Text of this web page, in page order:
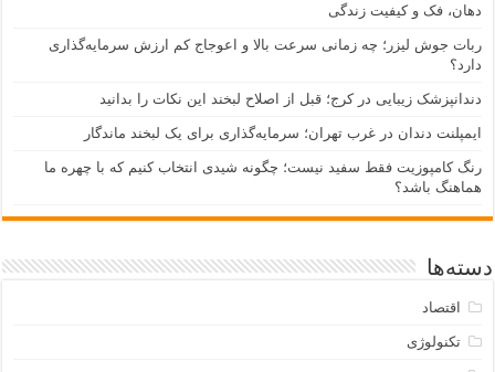
دهان، فک و کیفیت زندگی
ربات جوش لیزر؛ چه زمانی سرعت بالا و اعوجاج کم ارزش سرمایه‌گذاری
دارد؟
دندانپزشک زیبایی در کرج؛ قبل از اصلاح لبخند این نکات را بدانید
ایمپلنت دندان در غرب تهران؛ سرمایه‌گذاری برای یک لبخند ماندگار
رنگ کامپوزیت فقط سفید نیست؛ چگونه شیدی انتخاب کنیم که با چهره ما
هماهنگ باشد؟
دسته‌ها
اقتصاد
تکنولوژی